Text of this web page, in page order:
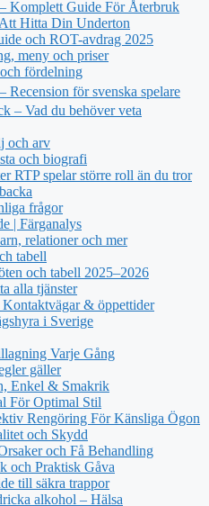
Komplett Guide För Återbruk
Hitta Din Underton
och ROT-avdrag 2025
meny och priser
fördelning
för svenska spelare
– Vad du behöver veta
och arv
och biografi
RTP spelar större roll än du tror
frågor
| Färganalys
relationer och mer
tabell
och tabell 2025–2026
alla tjänster
& öppettider
i Sverige
Varje Gång
gäller
Enkel & Smakrik
För Optimal Stil
Rengöring För Känsliga Ögon
och Skydd
och Få Behandling
och Praktisk Gåva
till säkra trappor
alkohol – Hälsa